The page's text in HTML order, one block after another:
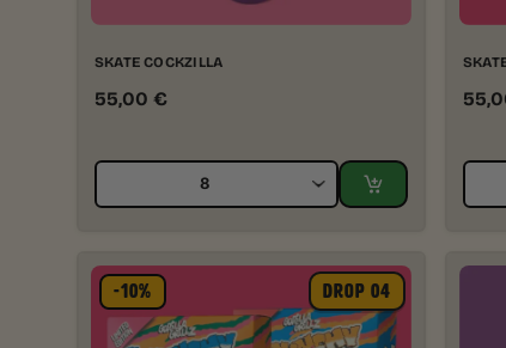
SKATE COCKZILLA
55,00 €
-10% DROP 04